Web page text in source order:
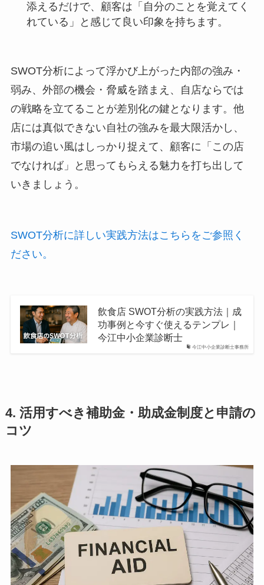
添えるだけで、顧客は「自分のことを覚えてく
れている」と感じて良い印象を持ちます。
SWOT分析によって浮かび上がった内部の強み・
弱み、外部の機会・脅威を踏まえ、自店ならでは
の戦略を立てることが差別化の鍵となります。他
店には真似できない自社の強みを最大限活かし、
市場の追い風はしっかり捉えて、顧客に「この店
でなければ」と思ってもらえる魅力を打ち出して
いきましょう。
SWOT分析に詳しい実践方法はこちらをご参照く
ださい。
今江中小企業診断士事務所
飲食店 SWOT分析の実践方法｜成
功事例と今すぐ使えるテンプレ｜
今江中小企業診断士
4. 活用すべき補助金・助成金制度と申請の
コツ